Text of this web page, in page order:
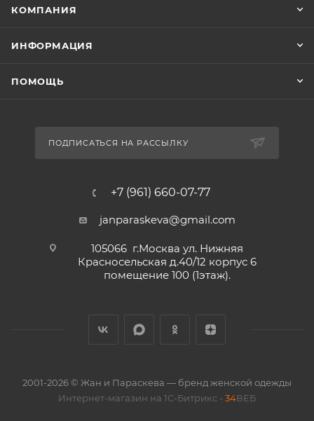
КОМПАНИЯ
ИНФОРМАЦИЯ
ПОМОЩЬ
ПОДПИСАТЬСЯ НА РАССЫЛКУ
+7 (961) 660-07-77
janparaskeva@gmail.com
105066 г.Москва ул. Нижняя
Красносельская д.40/12 корпус 6
помещение 100 (1этаж).
2001-2026 © Жан и Параскева — бренд женской одежды
Интернет-магазин на 1С-Битрикс - 34ВЕБ